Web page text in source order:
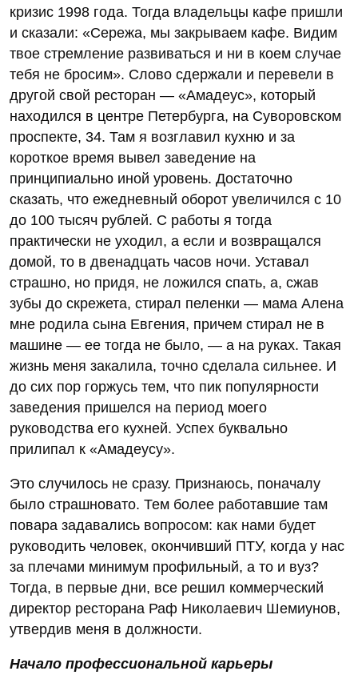
кризис 1998 года. Тогда владельцы кафе пришли
и сказали: «Сережа, мы закрываем кафе. Видим
твое стремление развиваться и ни в коем случае
тебя не бросим». Слово сдержали и перевели в
другой свой ресторан — «Амадеус», который
находился в центре Петербурга, на Суворовском
проспекте, 34. Там я возглавил кухню и за
короткое время вывел заведение на
принципиально иной уровень. Достаточно
сказать, что ежедневный оборот увеличился с 10
до 100 тысяч рублей. С работы я тогда
практически не уходил, а если и возвращался
домой, то в двенадцать часов ночи. Уставал
страшно, но придя, не ложился спать, а, сжав
зубы до скрежета, стирал пеленки — мама Алена
мне родила сына Евгения, причем стирал не в
машине — ее тогда не было, — а на руках. Такая
жизнь меня закалила, точно сделала сильнее. И
до сих пор горжусь тем, что пик популярности
заведения пришелся на период моего
руководства его кухней. Успех буквально
прилипал к «Амадеусу».
Это случилось не сразу. Признаюсь, поначалу
было страшновато. Тем более работавшие там
повара задавались вопросом: как нами будет
руководить человек, окончивший ПТУ, когда у нас
за плечами минимум профильный, а то и вуз?
Тогда, в первые дни, все решил коммерческий
директор ресторана Раф Николаевич Шемиунов,
утвердив меня в должности.
Начало профессиональной карьеры